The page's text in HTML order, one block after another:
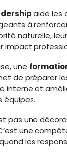
aide les
à
naturelle,
impact
une
de préparer
interne et
équipes.
pas une
une
les